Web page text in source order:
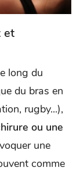
et
long du
du bras en
rugby...),
ou une
une
comme